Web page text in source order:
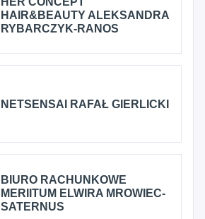
HAIR&BEAUTY ALEKSANDRA
RYBARCZYK-RANOS
NETSENSAI RAFAŁ GIERLICKI
BIURO RACHUNKOWE
MERIITUM ELWIRA MROWIEC-
SATERNUS